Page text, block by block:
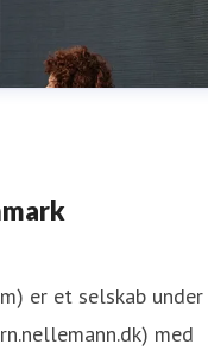
er et selskab under
med